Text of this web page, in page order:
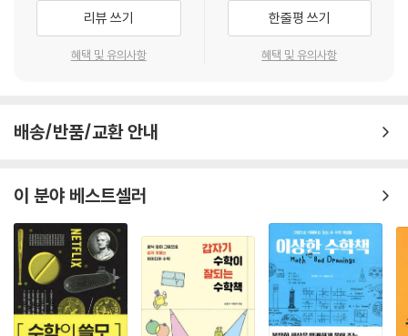
리뷰 쓰기
혜택 및 유의사항
한줄평 쓰기
혜택 및 유의사항
배송/반품/교환 안내
이 분야 베스트셀러